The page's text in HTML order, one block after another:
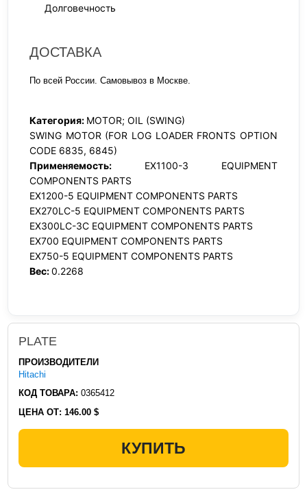
Долговечность
ДОСТАВКА
По всей России. Самовывоз в Москве.
Категория: MOTOR; OIL (SWING)
SWING MOTOR (FOR LOG LOADER FRONTS OPTION
CODE 6835, 6845)
Применяемость: EX1100-3 EQUIPMENT
COMPONENTS PARTS
EX1200-5 EQUIPMENT COMPONENTS PARTS
EX270LC-5 EQUIPMENT COMPONENTS PARTS
EX300LC-3C EQUIPMENT COMPONENTS PARTS
EX700 EQUIPMENT COMPONENTS PARTS
EX750-5 EQUIPMENT COMPONENTS PARTS
Вес:0.2268
PLATE
ПРОИЗВОДИТЕЛИ
Hitachi
КОД ТОВАРА: 0365412
ЦЕНА ОТ: 146.00 $
КУПИТЬ